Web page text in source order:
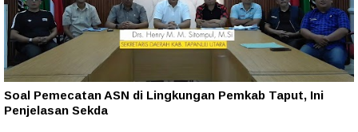
Soal Pemecatan ASN di Lingkungan Pemkab Taput, Ini
Penjelasan Sekda